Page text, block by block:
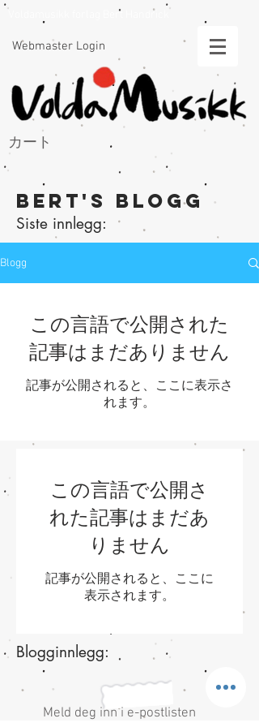
Voldamusikk forlag Bert Handrick
Webmaster Login
カート
Bert's Blogg
Siste innlegg:
Blogg
この言語で公開された
記事はまだありません
記事が公開されると、ここに表示さ
れます。
この言語で公開さ
れた記事はまだあ
りません
記事が公開されると、ここに
表示されます。
Blogginnlegg:
Meld deg inn i e-postlisten